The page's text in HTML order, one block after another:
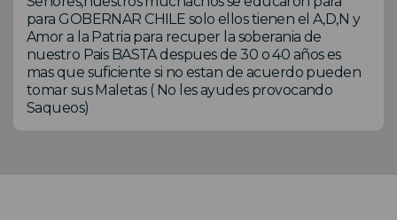
para GOBERNAR CHILE solo ellos tienen el A,D,N y
Amor a la Patria para recuper la soberania de
nuestro Pais BASTA despues de 30 o 40 años es
mas que suficiente si no estan de acuerdo pueden
tomar sus Maletas ( No les ayudes provocando
Saqueos)